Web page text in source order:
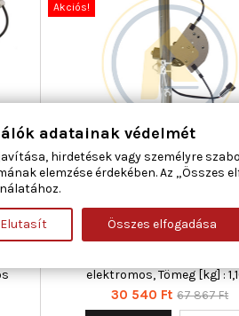
Akciós!
AC ROLCAR 01.1806
ELSŐ FIAT
Ajtók száma : 2-4, Beépítési
első, Kiegészítő cikk/
elektromos, Tömeg [kg] :
Ár
30 540 Ft Normál
67 867 Ft
adatainak védelmét
hirdetések vagy személyre
elemzése érdekében. Az „Összes
Elutasít Összes elfogadása